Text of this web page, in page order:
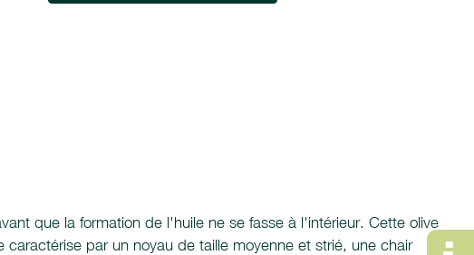
que la formation de l'huile ne se fasse à l'intérieur. Cette olive
par un noyau de taille moyenne et strié, une chair